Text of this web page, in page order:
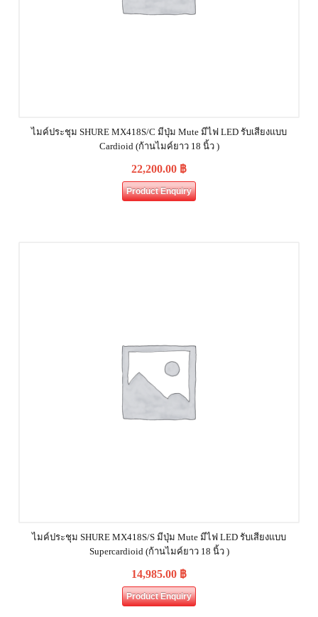
ไมค์ประชุม SHURE MX418S/C มีปุ่ม Mute มีไฟ LED รับเสียงแบบ
Cardioid (ก้านไมค์ยาว 18 นิ้ว )
22,200.00 ฿
Product Enquiry
ไมค์ประชุม SHURE MX418S/S มีปุ่ม Mute มีไฟ LED รับเสียงแบบ
Supercardioid (ก้านไมค์ยาว 18 นิ้ว )
14,985.00 ฿
Product Enquiry